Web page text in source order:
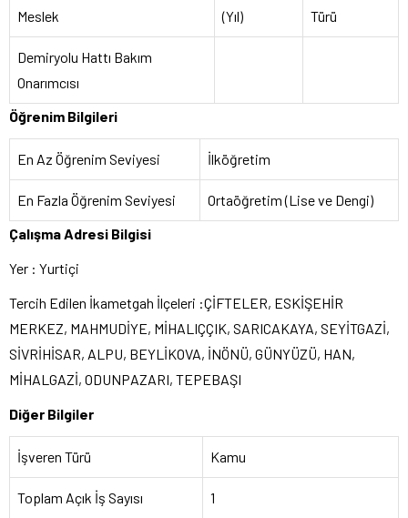
Meslek
(Yıl)
Türü
Demiryolu Hattı Bakım
Onarımcısı
Öğrenim Bilgileri
En Az Öğrenim Seviyesi İlköğretim
En Fazla Öğrenim Seviyesi
Ortaöğretim (Lise ve Dengi)
Çalışma Adresi Bilgisi
Yer : Yurtiçi
Tercih Edilen İkametgah İlçeleri :ÇİFTELER, ESKİŞEHİR
MERKEZ, MAHMUDİYE, MİHALIÇÇIK, SARICAKAYA, SEYİTGAZİ,
SİVRİHİSAR, ALPU, BEYLİKOVA, İNÖNÜ, GÜNYÜZÜ, HAN,
MİHALGAZİ, ODUNPAZARI, TEPEBAŞI
Diğer Bilgiler
İşveren Türü Kamu
Toplam Açık İş Sayısı 1